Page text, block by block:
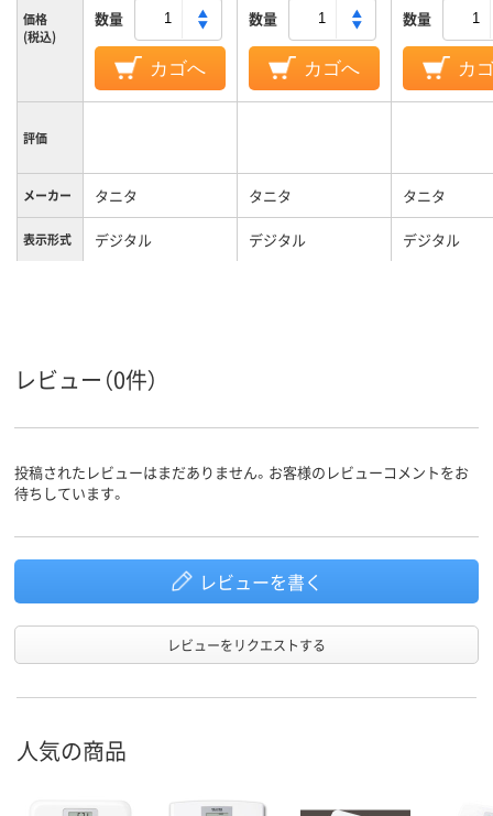
価格
(税込)
数量
カゴへ
数量
カゴへ
数量
カ
評価
メーカー タニタ タニタ タニタ
表示形式 デジタル デジタル デジタル
レビュー（0件）
投稿されたレビューはまだありません。お客様のレビューコメントをお
待ちしています。
レビューを書く
レビューをリクエストする
人気の商品